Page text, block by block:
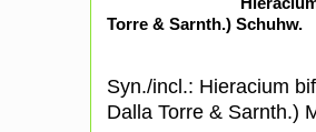
Torre & Sarnth.) Schuhw.
Syn./incl.: Hieracium
Dalla Torre & Sarnth.)